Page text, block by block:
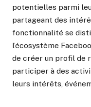
potentielles parmi
partageant des
fonctionnalité se
l’écosystème
de créer un profil de
participer à des
leurs intérêts,